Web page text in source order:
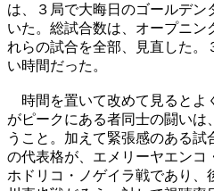
は、３局で大晦日のゴールデン
いた。総試合数は、オープニン
れらの試合を全部、見直した。
い時間だった。
時間を置いて改めて見るとよ
がピークにある者同士の闘いは
うこと。加えて緊張感のある
の代表格が、エメリーヤエンコ
ホドリコ・ノゲイラ戦であり、